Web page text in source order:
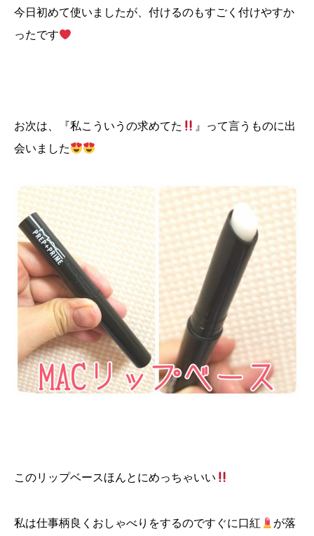
今日初めて使いましたが、付けるのもすごく付けやすか
ったです
お次は、『私こういうの求めてた
』って言うものに出
会いました
このリップベースほんとにめっちゃいい
私は仕事柄良くおしゃべりをするのですぐに口紅
が落